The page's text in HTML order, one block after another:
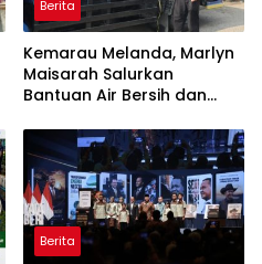
Berita
Kemarau Melanda, Marlyn
Maisarah Salurkan
Bantuan Air Bersih dan
Babakan Madang
Berita